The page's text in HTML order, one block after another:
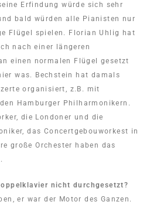
Erfindung würde sich sehr
bald würden alle Pianisten nur
Flügel spielen. Florian Uhlig hat
nach einer längeren
einen normalen Flügel gesetzt
was. Bechstein hat damals
organisiert, z.B. mit
Hamburger Philharmonikern.
die Londoner und die
das Concertgebouworkest in
große Orchester haben das
nicht durchgesetzt?
er war der Motor des Ganzen.